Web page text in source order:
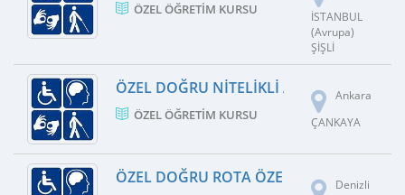
ÖZEL ÖĞRETIM KURSU
İSTANBUL
(Avrupa)
ŞİŞLİ
ÖZEL DOĞRU NITELIKLI ANLAŞILIR ÖZEL
ÖZEL ÖĞRETIM KURSU
Ankara
ÇANKAYA
ÖZEL DOĞRU ROTA ÖZEL ÖĞRETIM
Denizli